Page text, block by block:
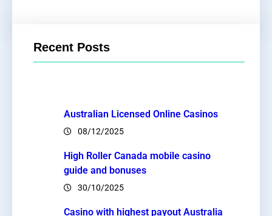
Recent Posts
Australian Licensed Online Casinos
08/12/2025
High Roller Canada mobile casino
guide and bonuses
30/10/2025
Casino with highest payout Australia